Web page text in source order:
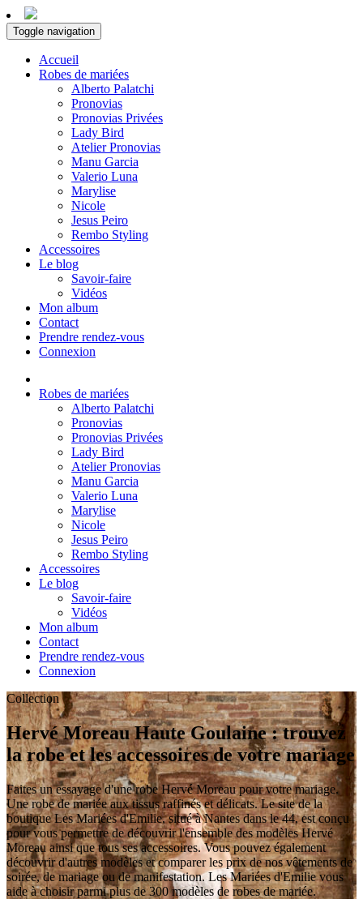
Toggle navigation
Accueil
Robes de mariées
Alberto Palatchi
Pronovias
Pronovias Privées
Lady Bird
Atelier Pronovias
Manu Garcia
Valerio Luna
Marylise
Nicole
Jesus Peiro
Rembo Styling
Accessoires
Le blog
Savoir-faire
Vidéos
Mon album
Contact
Prendre rendez-vous
Connexion
Robes de mariées
Alberto Palatchi
Pronovias
Pronovias Privées
Lady Bird
Atelier Pronovias
Manu Garcia
Valerio Luna
Marylise
Nicole
Jesus Peiro
Rembo Styling
Accessoires
Le blog
Savoir-faire
Vidéos
Mon album
Contact
Prendre rendez-vous
Connexion
Collection
Hervé Moreau Haute Goulaine : trouvez
la robe et les accessoires de votre mariage
Faites un essayage d'une robe Hervé Moreau pour votre mariage.
Une robe de mariée aux tissus raffinés et délicats. Le site de la
boutique Les Mariées d'Emilie, situé à Nantes dans le 44, est conçu
pour vous permettre de découvrir l'ensemble des modèles Hervé
Moreau ainsi que tous ses accessoires. Vous pouvez également
découvrir d'autres modèles et comparer les prix de nos vêtements de
soirée, de mariage ou de manifestation. Les Mariées d'Emilie vous
aide à choisir parmi plus de 300 modèles de robes de mariée.